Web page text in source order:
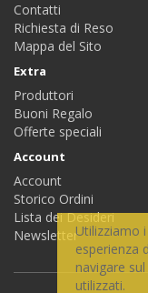
Contatti
Richiesta di Reso
Mappa del Sito
Extra
Produttori
Buoni Regalo
Offerte speciali
Account
Account
Storico Ordini
Lista dei Desideri
NewsletterUtilizziamo
esperienza
navigare
utilizzati.